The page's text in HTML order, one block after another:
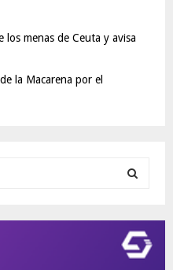
menas de Ceuta y avisa
la Macarena por el
E